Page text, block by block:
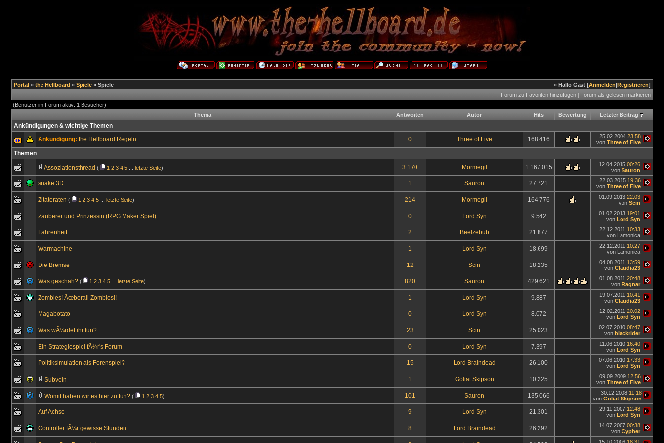
Portal» the Hellboard » Spiele» Spiele » Hallo Gast [Anmelden|Registrieren]
Forum zu Favoriten hinzufügen| Forum als gelesen markieren
(Benutzer im Forum aktiv: 1 Besucher)
Thema
Antworten Autor Hits Bewertung Letzter Beitrag
Ankündigungen & wichtige Themen
Ankündigung: the Hellboard Regeln 0 Three of Five 168.416 25.02.2004 23:58
von Three of Five
Themen
Assoziationsthread ( 1 2 3 4 5... letzte Seite) 3.170 Mormegil 1.167.015 12.04.2015 00:26
von Sauron
snake 3D 1 Sauron 27.721 22.03.2015 19:36
von Three of Five
Zitateraten ( 1 2 3 4 5... letzte Seite) 214 Mormegil 164.776 01.09.2013 22:03
von Scin
Zauberer und Prinzessin (RPG Maker Spiel) 0 Lord Syn 9.542 01.02.2013 19:01
von Lord Syn
Fahrenheit 2 Beelzebub 21.877 22.12.2011 10:33
von Lamonica
Warmachine 1 Lord Syn 18.699 22.12.2011 10:27
von Lamonica
Die Bremse 12 Scin 18.235 04.08.2011 13:59
von Claudia23
Was geschah?( 1 2 3 4 5... letzte Seite) 820 Sauron 429.621 01.08.2011 20:48
von Ragnar
Zombies! Ãœberall Zombies!! 1 Lord Syn 9.887 19.07.2011 10:41
von Claudia23
Magabotato 0 Lord Syn 8.072 12.02.2011 20:02
von Lord Syn
Was wÃ¼rdet ihr tun? 23 Scin 25.023 02.07.2010 08:47
von blackrider
Ein Strategiespiel fÃ¼r's Forum 0 Lord Syn 7.397 11.06.2010 16:40
von Lord Syn
Politiksimulation als Forenspiel? 15 Lord Braindead 26.100 07.06.2010 17:33
von Lord Syn
Subvein 1 Goliat Skipson 10.225 09.09.2009 12:56
von Three of Five
Womit haben wir es hier zu tun?( 1 2 3 4 5) 101 Sauron 135.066 30.12.2008 11:18
von Goliat Skipson
Auf Achse 9 Lord Syn 21.301 29.11.2007 12:48
von Lord Syn
Controller fÃ¼r gewisse Stunden 8 Lord Braindead 26.292 14.07.2007 00:38
von Cypher
15.10.2006 18:31